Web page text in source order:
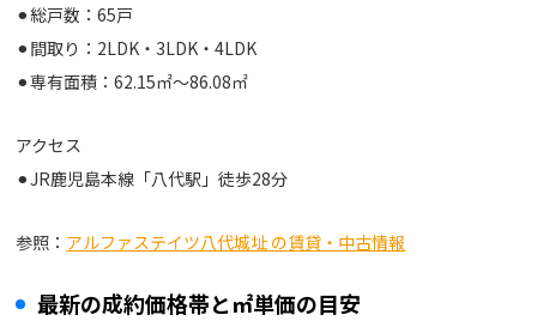
⚫︎総戸数：65戸
⚫︎間取り：2LDK・3LDK・4LDK
⚫︎専有面積：62.15㎡〜86.08㎡
アクセス
⚫︎JR鹿児島本線「八代駅」徒歩28分
参照： アルファステイツ八代城址 の賃貸・中古情報
最新の成約価格帯と㎡単価の目安